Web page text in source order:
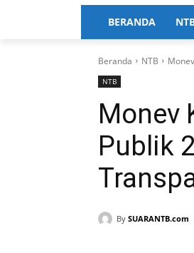
BERANDA
Beranda NTB
NTB
Monev
Publik
By SUARANTB.com